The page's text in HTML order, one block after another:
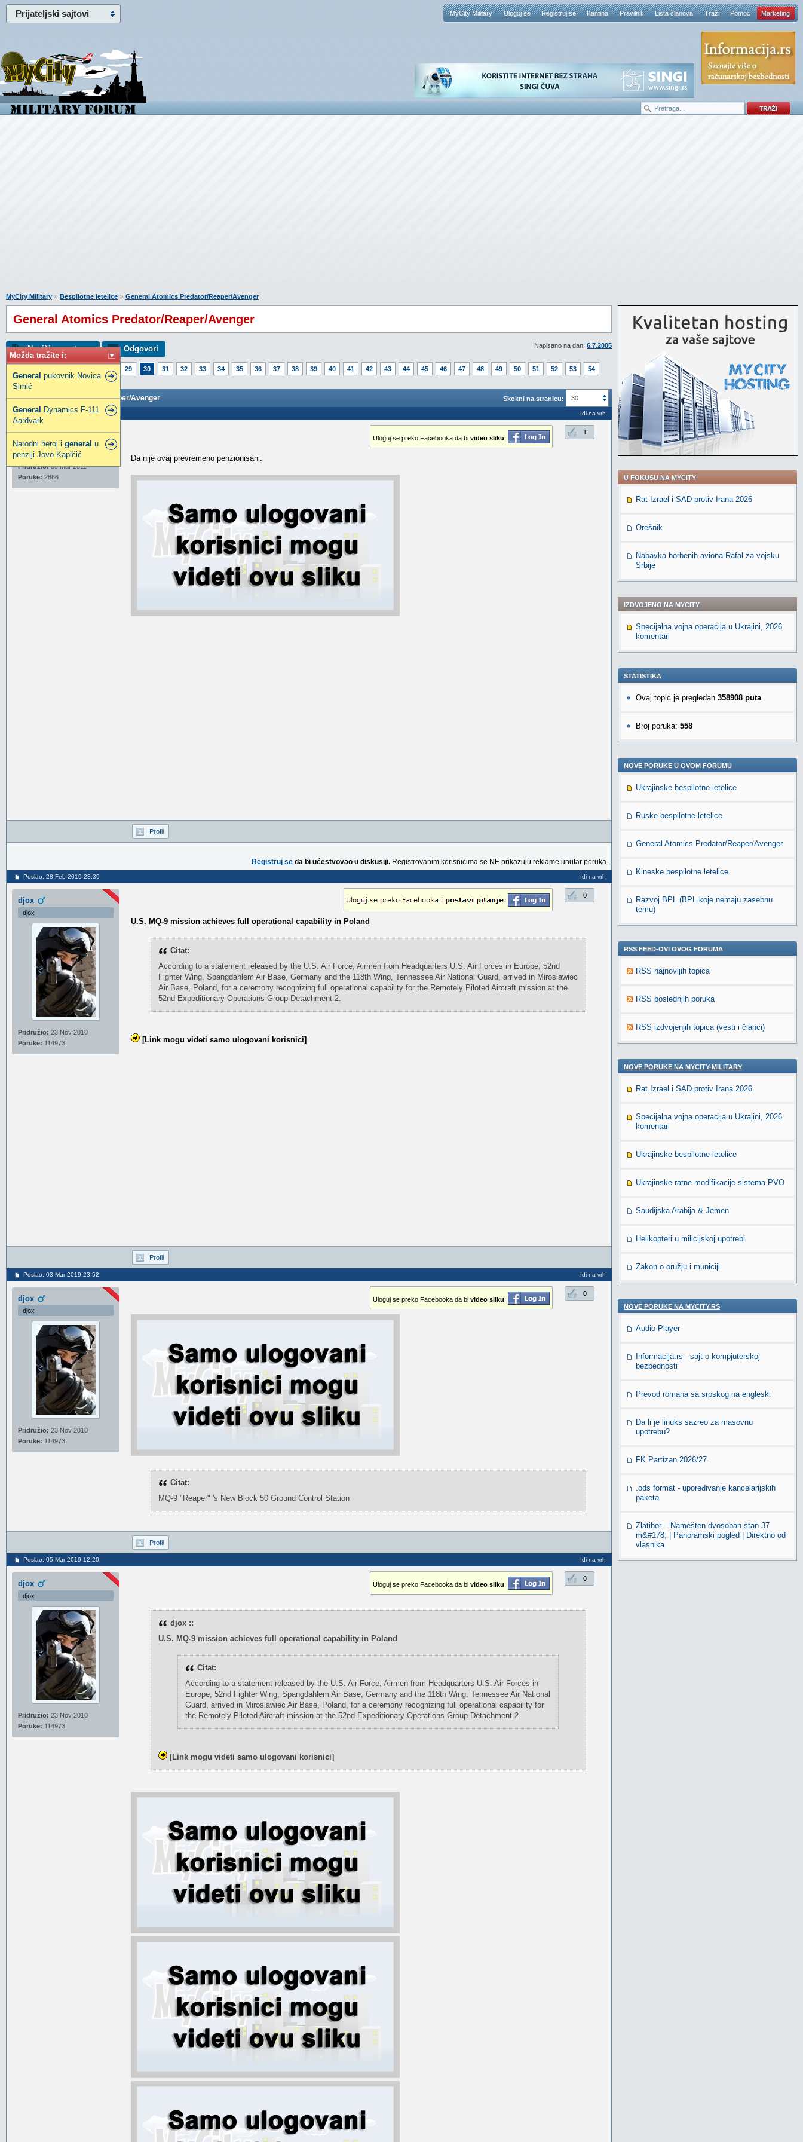
Prijateljski sajtovi MyCity Military Uloguj se Registruj se Kantina Pravilnik Lista članova Traži Pomoć Marketing
Možda tražite i:
General pukovnik Novica
Simić
General Dynamics F-111
Aardvark
Narodni heroj i general u
penziji Jovo Kapičić
MyCity Military » Bespilotne letelice » General Atomics Predator/Reaper/Avenger
General Atomics Predator/Reaper/Avenger
Napisano na dan: 6.7.2005
Napiši novu temu Odgovori
29 30 31 32 33 34 35 36 37 38 39 40 41 42 43 44 45 46 47 48 49 50 51 52 53
54
55
56
Skokni na stranicu: 30
General Atomics Predator/Reaper/Avenger
Poslao: 22 Feb 2019 12:04 Idi na vrh
Legendarni građanin
Pridružio:30 Mar 2011
Poruke: 2866
1
Uloguj se preko Facebooka da bi video sliku:
Da nije ovaj prevremeno penzionisani.
Profil
Registruj se da bi učestvovao u diskusiji. Registrovanim korisnicima se NE prikazuju reklame unutar poruka.
Poslao: 28 Feb 2019 23:39 Idi na vrh
djox
djox
Pridružio: 23 Nov 2010
Poruke: 114973
0
U.S. MQ-9 mission achieves full operational capability in Poland
Citat:
According to a statement released by the U.S. Air Force, Airmen from Headquarters U.S. Air Forces in Europe, 52nd
Fighter Wing, Spangdahlem Air Base, Germany and the 118th Wing, Tennessee Air National Guard, arrived in Miroslawiec
Air Base, Poland, for a ceremony recognizing full operational capability for the Remotely Piloted Aircraft mission at the
52nd Expeditionary Operations Group Detachment 2.
[Link mogu videti samo ulogovani korisnici]
Profil
Poslao: 03 Mar 2019 23:52 Idi na vrh
djox
djox
Pridružio: 23 Nov 2010
Poruke: 114973
0
Uloguj se preko Facebooka da bi video sliku:
Citat:
MQ-9 "Reaper" 's New Block 50 Ground Control Station
Profil
Poslao: 05 Mar 2019 12:20 Idi na vrh
djox
djox
Pridružio: 23 Nov 2010
Poruke: 114973
0
Uloguj se preko Facebooka da bi video sliku:
djox ::
U.S. MQ-9 mission achieves full operational capability in Poland
Citat:
According to a statement released by the U.S. Air Force, Airmen from Headquarters U.S. Air Forces in
Europe, 52nd Fighter Wing, Spangdahlem Air Base, Germany and the 118th Wing, Tennessee Air National
Guard, arrived in Miroslawiec Air Base, Poland, for a ceremony recognizing full operational capability for
the Remotely Piloted Aircraft mission at the 52nd Expeditionary Operations Group Detachment 2.
[Link mogu videti samo ulogovani korisnici]
U FOKUSU NA MYCITY
Rat Izrael i SAD protiv Irana 2026
Orešnik
Nabavka borbenih aviona Rafal za vojsku
Srbije
IZDVOJENO NA MYCITY
Specijalna vojna operacija u Ukrajini, 2026.
komentari
STATISTIKA
Ovaj topic je pregledan 358908 puta
Broj poruka: 558
NOVE PORUKE U OVOM FORUMU
Ukrajinske bespilotne letelice
Ruske bespilotne letelice
General Atomics Predator/Reaper/Avenger
Kineske bespilotne letelice
Razvoj BPL (BPL koje nemaju zasebnu
temu)
RSS FEED-OVI OVOG FORUMA
RSS najnovijih topica
RSS poslednjih poruka
RSS izdvojenjih topica (vesti i članci)
NOVE PORUKE NA MYCITY-MILITARY
Rat Izrael i SAD protiv Irana 2026
Specijalna vojna operacija u Ukrajini, 2026.
komentari
Ukrajinske bespilotne letelice
Ukrajinske ratne modifikacije sistema PVO
Saudijska Arabija & Jemen
Helikopteri u milicijskoj upotrebi
Zakon o oružju i municiji
NOVE PORUKE NA MYCITY.RS
Audio Player
Informacija.rs - sajt o kompjuterskoj
bezbednosti
Prevod romana sa srpskog na engleski
Da li je linuks sazreo za masovnu
upotrebu?
FK Partizan 2026/27.
.ods format - upoređivanje kancelarijskih
paketa
Zlatibor – Namešten dvosoban stan 37
m&#178; | Panoramski pogled | Direktno od
vlasnika